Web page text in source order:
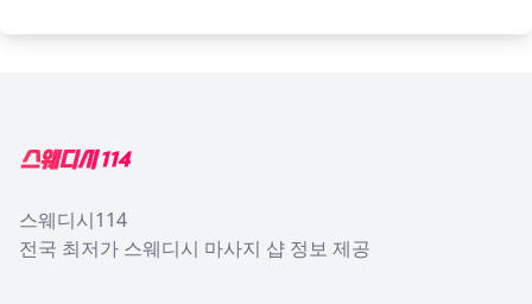
스웨디시114
전국 최저가 스웨디시 마사지 샵 정보 제공